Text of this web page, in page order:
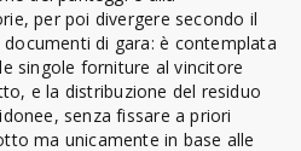
per poi divergere secondo il
di gara: è contemplata
singole forniture al vincitore
e la distribuzione del residuo
senza fissare a priori
ma unicamente in base alle